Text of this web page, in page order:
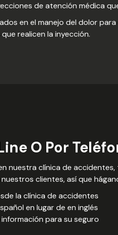
de atención médica
en el manejo del dolor
realicen la inyección.
O Por
nuestra clínica de
clientes, así que
la clínica de accidentes
en lugar de en inglés
para su seguro